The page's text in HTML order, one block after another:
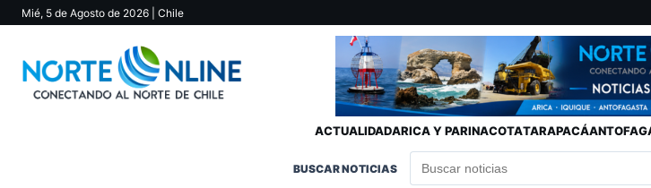
Mié, 5 de Agosto de 2026 | Chile
ACTUALIDADARICA Y PARINACOTATARAPACÁ
BUSCAR NOTICIAS